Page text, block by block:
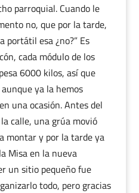
parroquial. Cuando le
no, que por la tarde,
portátil esa ¿no?” Es
cada módulo de los
6000 kilos, así que
ya la hemos
una ocasión. Antes del
calle, una grúa movió
montar y por la tarde ya
Misa en la nueva
un sitio pequeño fue
todo, pero gracias